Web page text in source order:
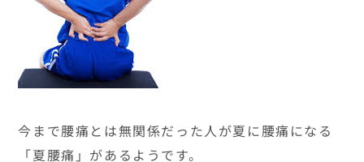
今まで腰痛とは無関係だった人が夏に腰痛になる
「夏腰痛」があるようです。